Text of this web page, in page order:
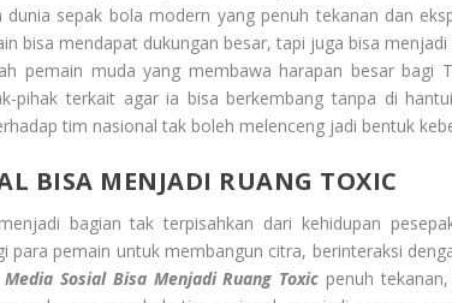
dunia sepak bola modern yang penuh tekanan dan
bisa mendapat dukungan besar, tapi juga bisa
pemain muda yang membawa harapan besar bagi
pihak terkait agar ia bisa berkembang tanpa di
tim nasional tak boleh melenceng jadi bentuk
BISA MENJADI RUANG TOXIC
bagian tak terpisahkan dari kehidupan
para pemain untuk membangun citra, berinteraksi
Media Sosial Bisa Menjadi Ruang Toxic penuh